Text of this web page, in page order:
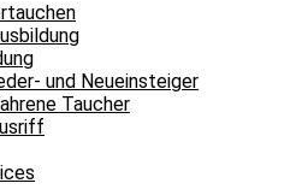
und Neueinsteiger
Taucher